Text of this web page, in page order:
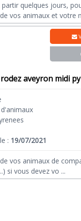
quelques jours,
vos animaux et votre
aveyron midi
: 19/07/2021
vos animaux de
si vous devez vo ...